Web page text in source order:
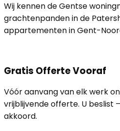
Wij kennen de Gentse
grachtenpanden in de
appartementen in Gent-
Gratis Offerte Vooraf
Vóór aanvang van elk werk
vrijblijvende offerte. U beslist
akkoord.